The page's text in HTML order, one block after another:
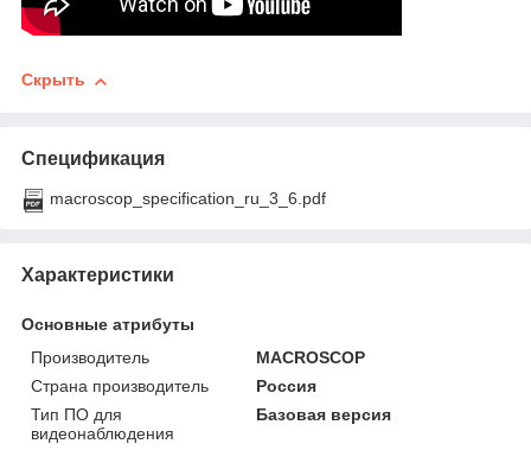
Скрыть
Спецификация
macroscop_specification_ru_3_6.pdf
Характеристики
Основные атрибуты
Производитель
MACROSCOP
Страна производитель
Россия
Тип ПО для
видеонаблюдения
Базовая версия